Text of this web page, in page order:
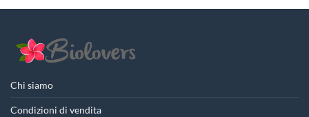
Chi siamo
Condizioni di vendita